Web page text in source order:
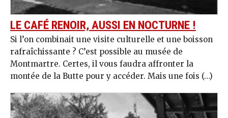
LE CAFÉ RENOIR, AUSSI EN NOCTURNE !
Si l’on combinait une visite culturelle et une boisson
rafraîchissante ? C’est possible au musée de
Montmartre. Certes, il vous faudra affronter la
montée de la Butte pour y accéder. Mais une fois (…)